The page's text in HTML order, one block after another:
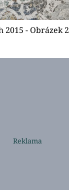
- Obrázek 2